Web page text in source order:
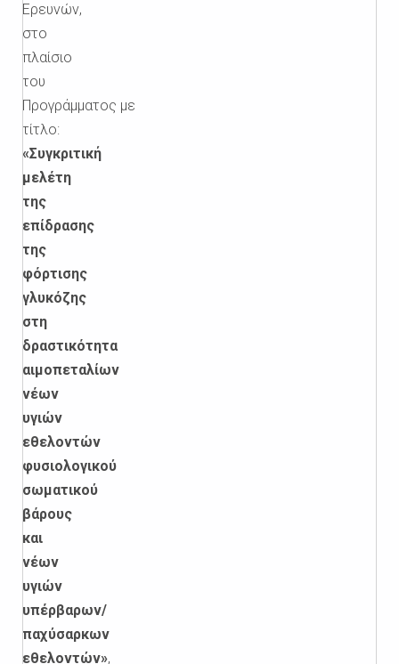
Ερευνών,
στο
πλαίσιο
του
Προγράμματος με
τίτλο:
«Συγκριτική
μελέτη
της
επίδρασης
της
φόρτισης
γλυκόζης
στη
δραστικότητα
αιμοπεταλίων
νέων
υγιών
εθελοντών
φυσιολογικού
σωματικού
βάρους
και
νέων
υγιών
υπέρβαρων/
παχύσαρκων
εθελοντών»,